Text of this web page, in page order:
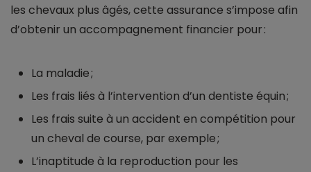
les chevaux plus âgés, cette assurance s’impose afin
d’obtenir un accompagnement financier pour :
La maladie ;
Les frais liés à l’intervention d’un dentiste équin ;
Les frais suite à un accident en compétition pour
un cheval de course, par exemple ;
L’inaptitude à la reproduction pour les